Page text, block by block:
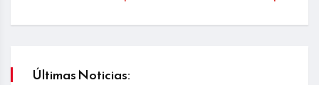
Últimas Noticias: